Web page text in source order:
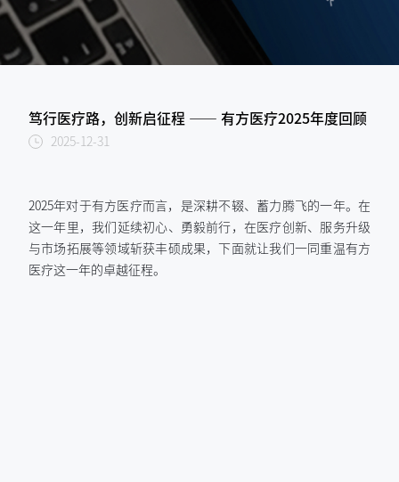
笃行医疗路，创新启征程 —— 有方医疗2025年度回顾
2025-12-31
2025年对于有方医疗而言，是深耕不辍、蓄力腾飞的一年。在
这一年里，我们延续初心、勇毅前行，在医疗创新、服务升级
与市场拓展等领域斩获丰硕成果，下面就让我们一同重温有方
医疗这一年的卓越征程。